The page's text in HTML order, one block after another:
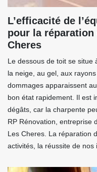
L’efficacité de
pour la
Cheres
Le dessous de toit se situe
la neige, au gel, aux
dommages apparaissent
bon état rapidement. Il est
dégâts, car la charpente
RP Rénovation, entreprise
Les Cheres. La réparation
activités, la réussite de nos